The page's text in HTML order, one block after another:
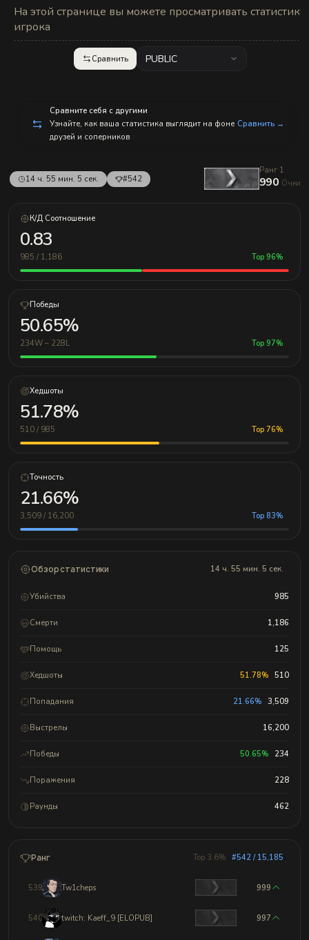
На этой странице вы можете просматривать статистику
игрока
Сравнить PUBLIC
Сравните себя с другими
Узнайте, как ваша статистика выглядит на фоне
друзей и соперников
Сравнить →
14 ч. 55 мин. 5 сек. #542
Ранг 1
990 Очки
К/Д Соотношение
0.83
985 / 1,186 Top 96%
Победы
50.65%
234W – 228L Top 97%
Хедшоты
51.78%
510 / 985 Top 76%
Точность
21.66%
3,509 / 16,200 Top 83%
Обзор статистики 14 ч. 55 мин. 5 сек.
Убийства 985
Смерти 1,186
Помощь 125
Хедшоты 51.78% 510
Попадания 21.66% 3,509
Выстрелы 16,200
Победы 50.65% 234
Поражения 228
Раунды 462
Ранг Top 3.6% #542 / 15,185
539 Tw1cheps 999
540 twitch: Kaeff_9 [ELOPUB] 997
п
р
а
в